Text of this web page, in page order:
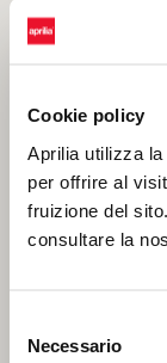
Cookie policy
Aprilia utilizza
per offrire al
fruizione del
consultare la
delNecessario